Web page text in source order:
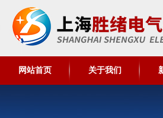
网站首页 关于我们